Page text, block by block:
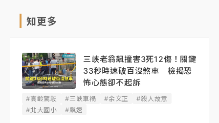
知更多
三峽老翁飆撞害3死12傷！關鍵
33秒時速破百沒煞車 檢揭恐
怖心態卻不起訴
#高齡駕駛 #三峽車禍 #余文正
#殺人故意
#北大國小
#飆速